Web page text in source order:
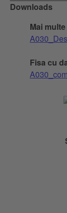
Downloads
Mai
Fisa cu